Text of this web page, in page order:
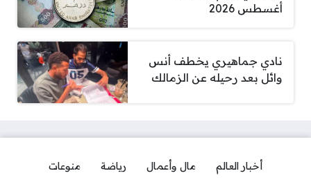
أغسطس 2026
نادي جماهيري يخطف أنس
وائل بعد رحيله عن الزمالك
أخبار العالم مال وأعمال رياضة منوعات